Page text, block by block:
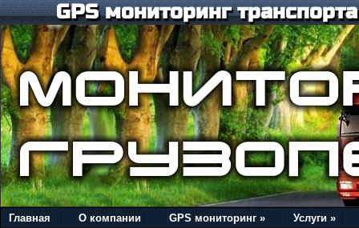
GPS мониторинг
Главная О компании GPS мониторинг » Услуги »